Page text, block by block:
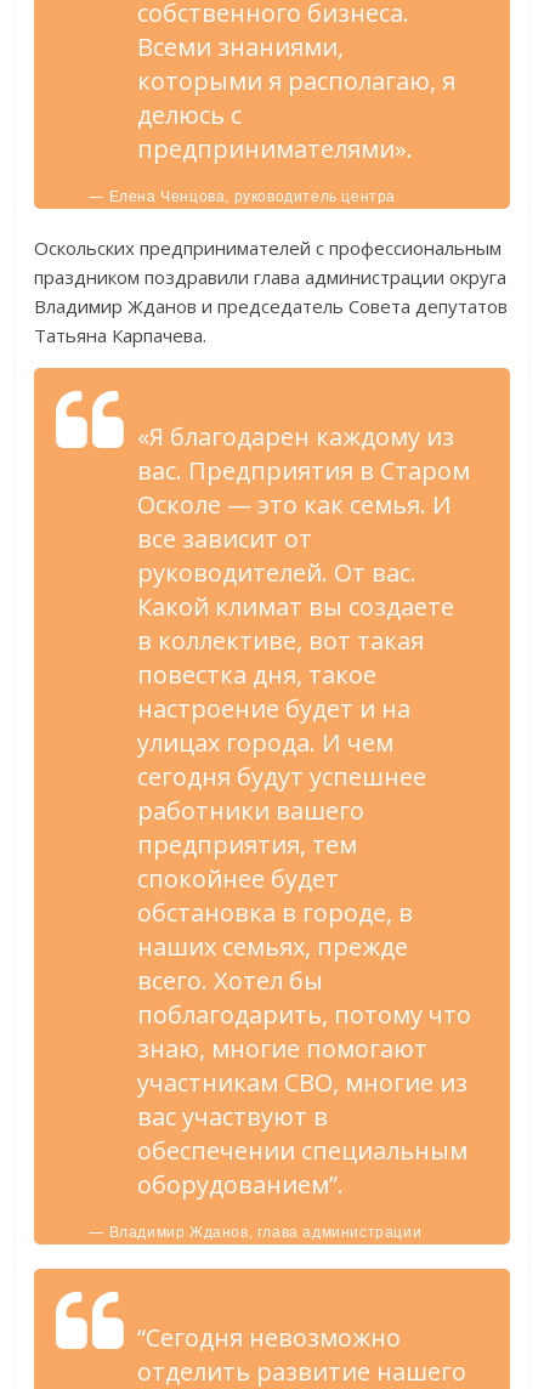
собственного бизнеса.
Всеми знаниями,
которыми я располагаю, я
делюсь с
предпринимателями».
— Елена Ченцова, руководитель центра
поддержки предпринимателей «Точка роста».
Оскольских предпринимателей с профессиональным
праздником поздравили глава администрации округа
Владимир Жданов и председатель Совета депутатов
Татьяна Карпачева.
«Я благодарен каждому из
вас. Предприятия в Старом
Осколе — это как семья. И
все зависит от
руководителей. От вас.
Какой климат вы создаете
в коллективе, вот такая
повестка дня, такое
настроение будет и на
улицах города. И чем
сегодня будут успешнее
работники вашего
предприятия, тем
спокойнее будет
обстановка в городе, в
наших семьях, прежде
всего. Хотел бы
поблагодарить, потому что
знаю, многие помогают
участникам СВО, многие из
вас участвуют в
обеспечении специальным
оборудованием”.
— Владимир Жданов, глава администрации
Старооскольского городского округа.
“Сегодня невозможно
отделить развитие нашего